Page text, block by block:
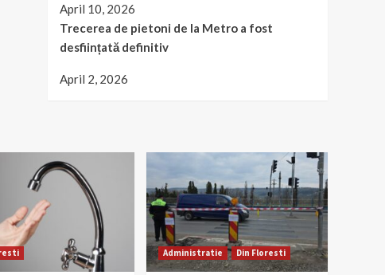
April 10, 2026
Trecerea de pietoni de la Metro a fost
desființată definitiv
April 2, 2026
Administratie Din Floresti